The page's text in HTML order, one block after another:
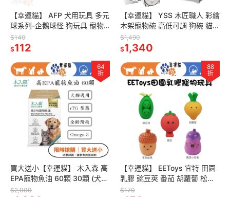
【幸運貓】 AFP 犬用玩具 多元
球系列-企鵝球怪 狗玩具 寵物
玩具 球球玩具
$140
$112
【幸運貓】 YSS 木匠職人 彩繪
木架寵物碗 高低可調 狗碗 貓碗
雙碗 單碗 可調式碗架 原木瓷碗
$1,490
$1,340
64
折
買大送小【幸運貓】 木入森 高
EPA寵物魚油 60顆 30顆 (犬貓
適用)｜貓狗魚油 寵物魚油 寵
$2,000
88
折
【幸運貓】 EEToys 宜特 田園
乳膠 豌豆莢 番茄 胡蘿蔔 松果
茄子 寵物玩具 狗玩具 璦寶
$170